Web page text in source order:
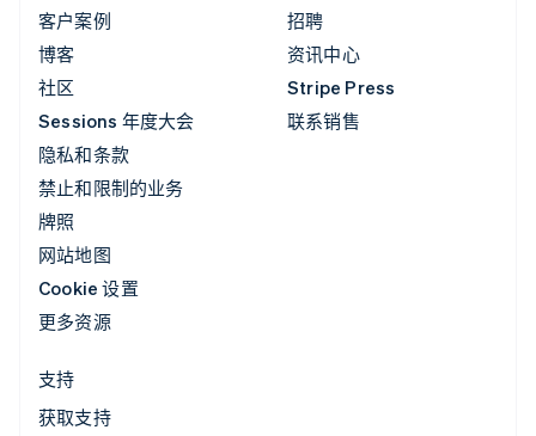
客户案例
博客
社区
Sessions 年度大会
隐私和条款
禁止和限制的业务
牌照
网站地图
Cookie 设置
更多资源
招聘
资讯中心
Stripe Press
联系销售
支持
获取支持